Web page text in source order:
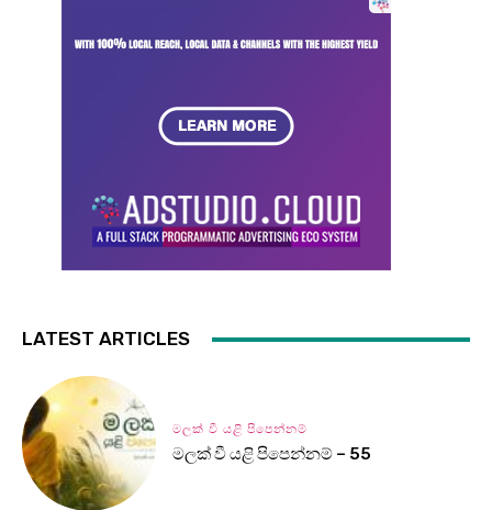
LATEST ARTICLES
මලක් වී යළි පිපෙන්නම්
මලක් වී යළි පිපෙන්නම් – 55